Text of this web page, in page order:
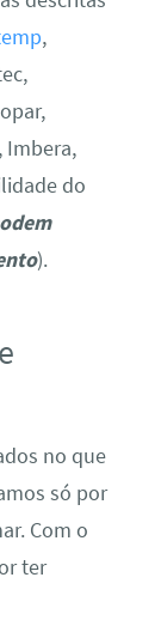
,
Imbera,
do
).
no que
só por
Com o
ter